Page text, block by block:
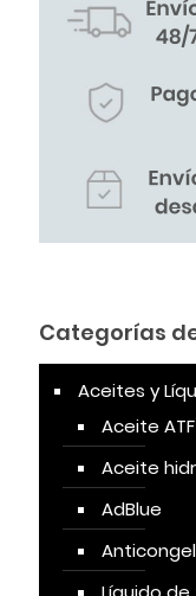
Categorías
Aceites y
Aceite ATF
Aceite
AdBlue